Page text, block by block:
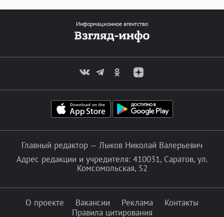
Информационное агентство
Главный редактор — Лыков Николай Валерьевич
Адрес редакции и учредителя: 410031, Саратов, ул.
Комсомольская, 52
О проекте Вакансии Реклама
Контакты
Правила цитирования